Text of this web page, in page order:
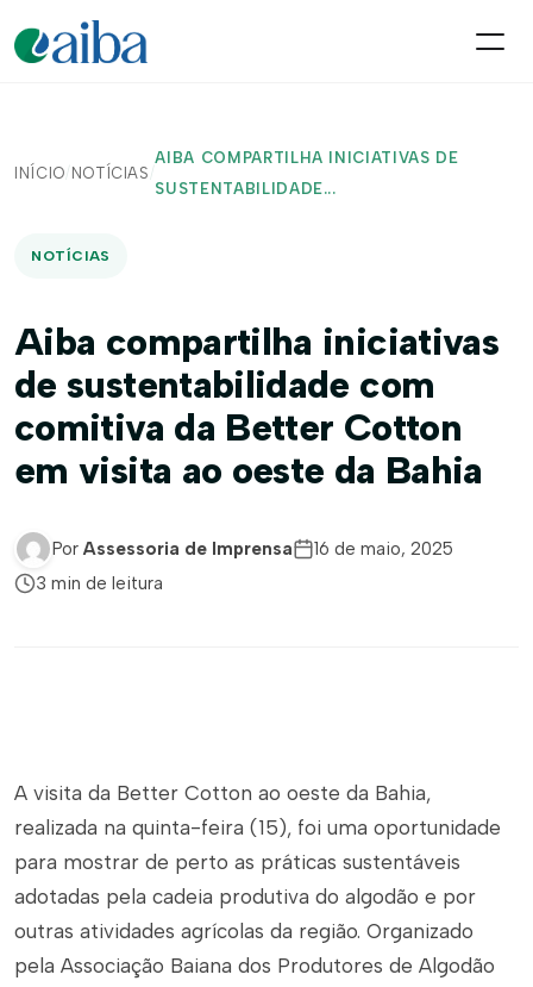
INÍCIO/ NOTÍCIAS /
AIBA COMPARTILHA INICIATIVAS DE
SUSTENTABILIDADE...
NOTÍCIAS
Aiba compartilha iniciativas
de sustentabilidade com
comitiva da Better Cotton
em visita ao oeste da Bahia
Por Assessoria de Imprensa
16 de maio, 2025
3 min de leitura
A visita da Better Cotton ao oeste da Bahia,
realizada na quinta-feira (15), foi uma oportunidade
para mostrar de perto as práticas sustentáveis
adotadas pela cadeia produtiva do algodão e por
outras atividades agrícolas da região. Organizado
pela Associação Baiana dos Produtores de Algodão